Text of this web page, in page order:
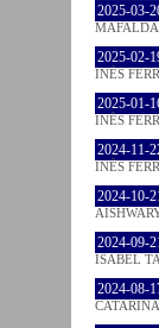
2025-03-
2025-02-
INÊS
2025-01-
INÊS
2024-11-
INÊS
2024-10-
2024-09-
ISABEL
2024-08-